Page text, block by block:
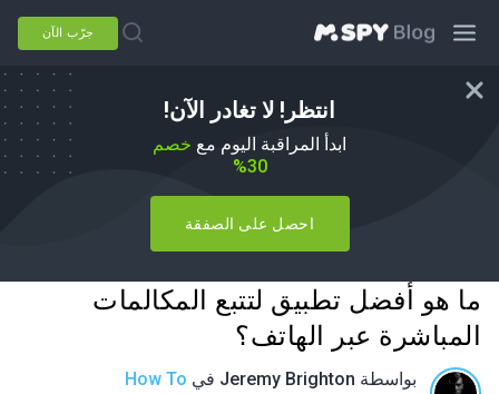
جرّب الآن
انتظر! لا تغادر الآن!
ابدأ المراقبة اليوم مع خصم
30%
احصل على الصفقة
ما هو أفضل تطبيق لتتبع المكالمات
المباشرة عبر الهاتف؟
بواسطة Jeremy Brighton في How To